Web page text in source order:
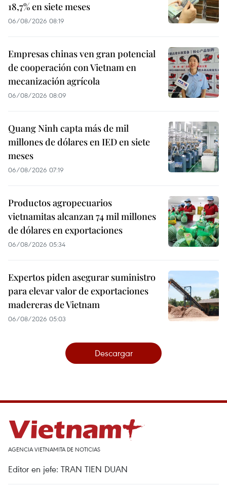
18,7% en siete meses
06/08/2026 08:19
Empresas chinas ven gran potencial
de cooperación con Vietnam en
mecanización agrícola
06/08/2026 08:09
Quang Ninh capta más de mil
millones de dólares en IED en siete
meses
06/08/2026 07:19
Productos agropecuarios
vietnamitas alcanzan 74 mil millones
de dólares en exportaciones
06/08/2026 05:34
Expertos piden asegurar suministro
para elevar valor de exportaciones
madereras de Vietnam
06/08/2026 05:03
Descargar
AGENCIA VIETNAMITA DE NOTICIAS
Editor en jefe: TRAN TIEN DUAN